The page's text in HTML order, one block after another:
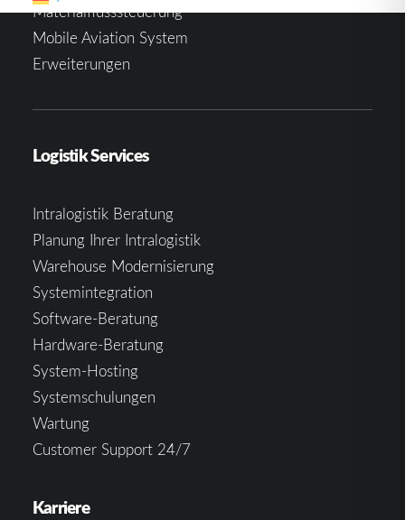
Materialflusssteuerung
Mobile Aviation System
Erweiterungen
Logistik Services
Intralogistik Beratung
Planung Ihrer Intralogistik
Warehouse Modernisierung
Systemintegration
Software-Beratung
Hardware-Beratung
System-Hosting
Systemschulungen
Wartung
Customer Support 24/7
Karriere